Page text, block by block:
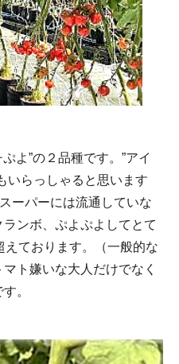
よ”の２品種です。”アイ
いらっしゃると思います
ーパーには流通していな
ンボ、ぷよぷよしてとて
えております。（一般的な
ト嫌いな大人だけでなく
。